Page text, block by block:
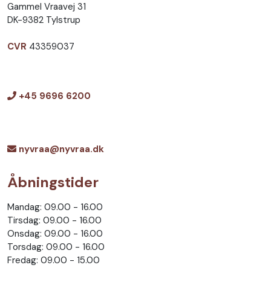
Gammel Vraavej 31
DK-9382 Tylstrup
CVR 43359037
+45 9696 6200
nyvraa@nyvraa.dk
Åbningstider
Mandag: 09.00 - 16.00
Tirsdag: 09.00 - 16.00
Onsdag: 09.00 - 16.00
Torsdag: 09.00 - 16.00
Fredag: 09.00 - 15.00